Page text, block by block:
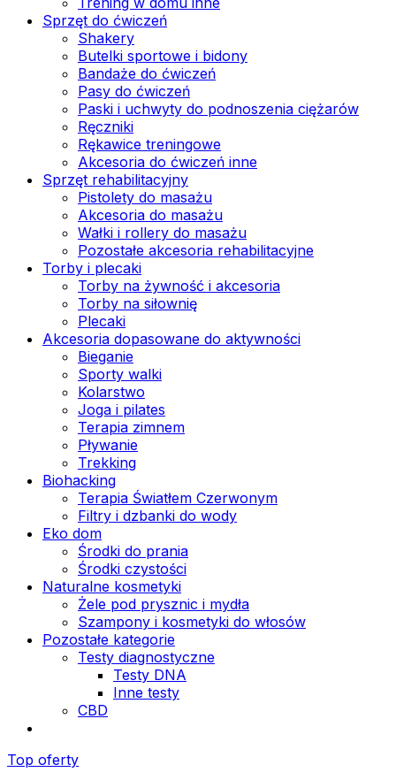
Sprzęt do ćwiczeń
Shakery
Butelki sportowe i bidony
Bandaże do ćwiczeń
Pasy do ćwiczeń
Paski i uchwyty do podnoszenia ciężarów
Ręczniki
Rękawice treningowe
Akcesoria do ćwiczeń inne
Sprzęt rehabilitacyjny
Pistolety do masażu
Akcesoria do masażu
Wałki i rollery do masażu
Pozostałe akcesoria rehabilitacyjne
Torby i plecaki
Torby na żywność i akcesoria
Torby na siłownię
Plecaki
Akcesoria dopasowane do aktywności
Bieganie
Sporty walki
Kolarstwo
Joga i pilates
Terapia zimnem
Pływanie
Trekking
Biohacking
Terapia Światłem Czerwonym
Filtry i dzbanki do wody
Eko dom
Środki do prania
Środki czystości
Naturalne kosmetyki
Żele pod prysznic i mydła
Szampony i kosmetyki do włosów
Pozostałe kategorie
Testy diagnostyczne
Testy DNA
Inne testy
CBD
Top oferty